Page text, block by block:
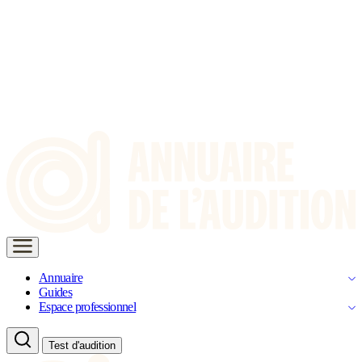
Annuaire
Guides
Espace professionnel
Test d'audition